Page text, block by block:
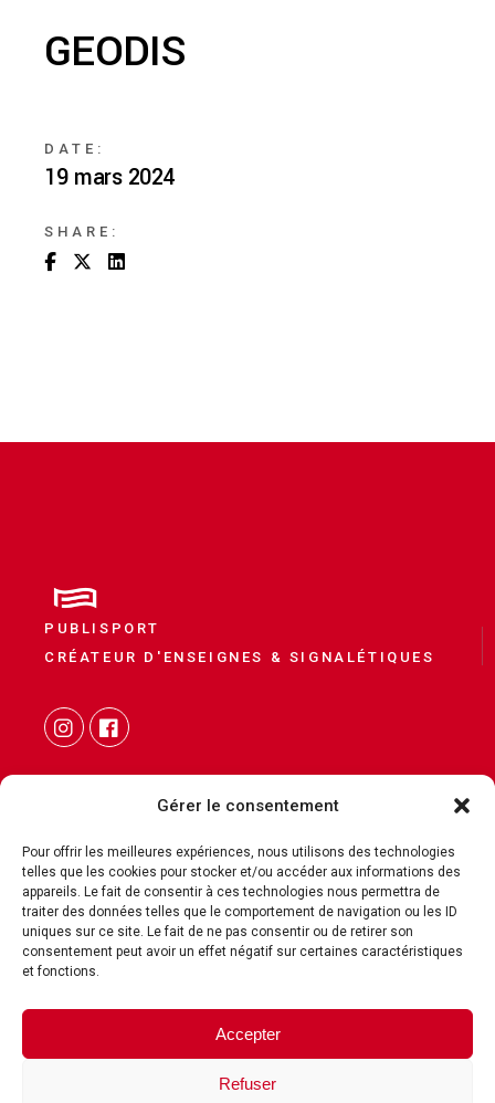
Gérer le consentement
Pour offrir les meilleures expériences, nous utilisons des technologies
telles que les cookies pour stocker et/ou accéder aux informations des
appareils. Le fait de consentir à ces technologies nous permettra de
traiter des données telles que le comportement de navigation ou les ID
uniques sur ce site. Le fait de ne pas consentir ou de retirer son
consentement peut avoir un effet négatif sur certaines caractéristiques
et fonctions.
Accepter
Refuser
GEODIS
DATE:
19 mars 2024
SHARE:
PUBLISPORT
CRÉATEUR D'ENSEIGNES & SIGNALÉTIQUES
CONTACT
MENTIONS LÉGALES
POLITIQUE DE COOKIES